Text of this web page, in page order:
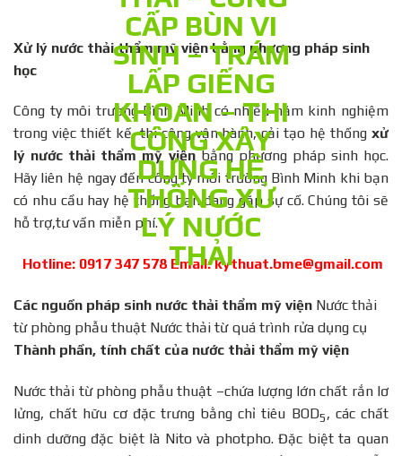
Xử lý nước thải thẩm mỹ viện bằng phương pháp sinh
học
Công ty môi trường Bình Minh có nhiều năm kinh nghiệm
trong việc thiết kế, thi công vận hành, cải tạo hệ thống xử
lý nước thải thẩm mỹ việnbằng phương pháp sinh học.
Hãy liên hệ ngay đến công ty môi trường Bình Minh khi bạn
có nhu cầu hay hệ thống bạn đang gặp sự cố. Chúng tôi sẽ
hỗ trợ,tư vấn miễn phí.
Hotline: 0917 347 578 Email: kythuat.bme@gmail.com
Các nguồn pháp sinh nước thải thẩm mỹ viện Nước thải
từ phòng phẫu thuật Nước thải từ quá trình rửa dụng cụ
Thành phần, tính chất của nước thải thẩm mỹ viện
Nước thải từ phòng phẫu thuật –chứa lượng lớn chất rắn lơ
lửng, chất hữu cơ đặc trưng bằng chỉ tiêu BOD5 , các chất
dinh dưỡng đặc biệt là Nito và photpho. Đặc biệt ta quan